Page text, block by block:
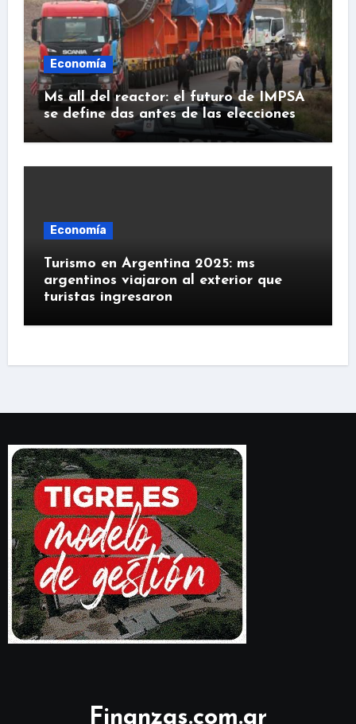
Economía
Ms all del reactor: el futuro de IMPSA
se define das antes de las elecciones
Economía
Turismo en Argentina 2025: ms
argentinos viajaron al exterior que
turistas ingresaron
Finanzas.com.ar